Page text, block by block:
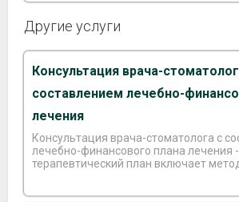
Другие услуги
Консультация врача-
составлением лечебно-
лечения
Консультация врача-стоматолога с
лечебно-финансового плана лечения -
терапевтический план включает
способы протезирования, их сроки и